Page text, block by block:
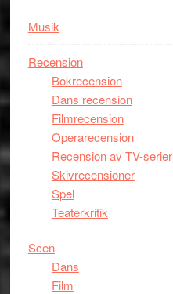
Musik
Recension
Bokrecension
Dans recension
Filmrecension
Operarecension
Recension av TV-serier
Skivrecensioner
Spel
Teaterkritik
Scen
Dans
Film